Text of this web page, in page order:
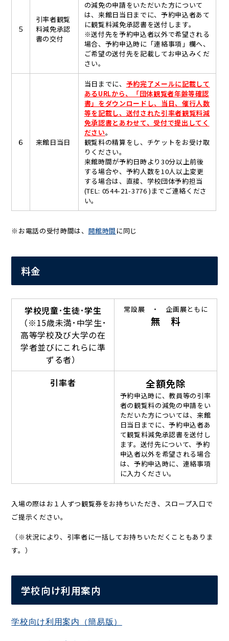
５
引率者観覧
料減免承認
書の交付
の減免の申請をいただいた方について
は、来館日当日までに、予約申込者あて
に観覧料減免承認書を送付します。
※送付先を予約申込者以外で希望される
場合、予約申込時に「連絡事項」欄へ、
ご希望の送付先を記載してお申込みくだ
さい。
６ 来館日当日
当日までに、 予約完了メールに記載して
あるURLから、「団体観覧者年齢等確認
書」をダウンロードし、当日、催行人数
等を記載し、送付された引率者観覧料減
免承認書とあわせて、受付で提出してく
ださい。
観覧料の精算をし、チケットをお受け取
りください。
来館時間が予約日時より30分以上前後
する場合や、予約人数を10人以上変更
する場合は、直接、学校団体予約担当
(TEL: 0544-21-3776 )までご連絡くださ
い。
※お電話の受付時間は、 開館時間 に同じ
料金
学校児童･生徒･学生
（※15歳未満･中学生･
高等学校及び大学の在
学者並びにこれらに準
ずる者）
常設展 ・ 企画展ともに
無 料
引率者 全額免除
予約申込時に、教員等の引率
者の観覧料の減免の申請をい
ただいた方については、来館
日当日までに、予約申込者あ
て観覧料減免承認書を送付し
ます。送付先について、予約
申込者以外を希望される場合
は、予約申込時に、連絡事項
に入力ください。
入場の際はお１人ずつ観覧券をお持ちいただき、スロープ入口で
ご提示ください。
（※状況により、引率者に一括してお持ちいただくこともありま
す。）
学校向け利用案内
学校向け利用案内（簡易版）